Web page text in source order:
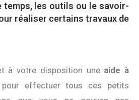
temps, les outils ou le savoir-
réaliser certains travaux de
à votre disposition une aide à
pour effectuer tous ces petits